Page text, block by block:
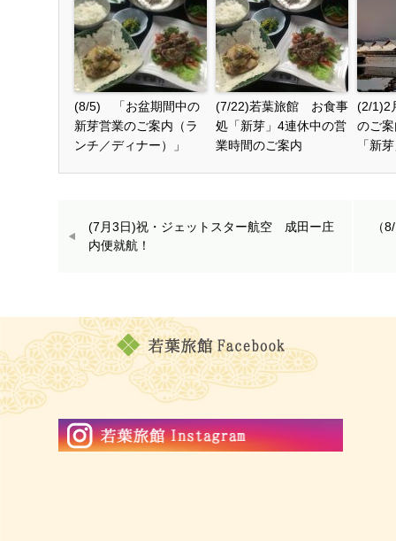
(8/5) 「お盆期間中の
新芽営業のご案内（ラ
ンチ／ディナー）」
(7/22)若葉旅館 お食事
処「新芽」4連休中の営
業時間のご案内
(2/1)2
のご
「新
(7月3日)祝・ジェットスター航空 成田ー庄
内便就航！
（